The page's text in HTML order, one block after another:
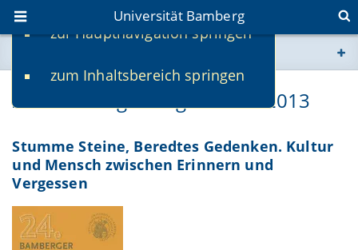
zur Hauptnavigation springen
zum Inhaltsbereich springen
Universität Bamberg
www.uni-bamberg.de
fis.uni-bamberg.de
24. Bamberger Hegelwoche 2013
Stumme Steine, Beredtes Gedenken. Kultur
und Mensch zwischen Erinnern und
Vergessen